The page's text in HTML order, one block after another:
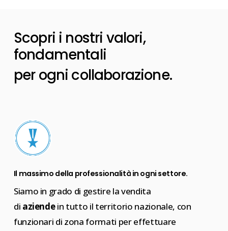
Scopri i nostri valori,
fondamentali
per ogni collaborazione.
Il massimo della professionalità in ogni settore.
Siamo in grado di gestire la vendita
di aziendein tutto il territorio nazionale, con
funzionari di zona formati per effettuare